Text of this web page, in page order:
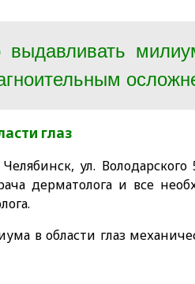
выдавливать
глаз
ул.
дерматолога и все
в области глаз